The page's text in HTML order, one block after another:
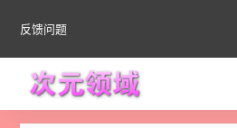
反馈问题